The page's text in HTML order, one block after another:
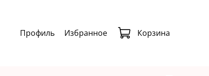
Профиль Избранное Корзина